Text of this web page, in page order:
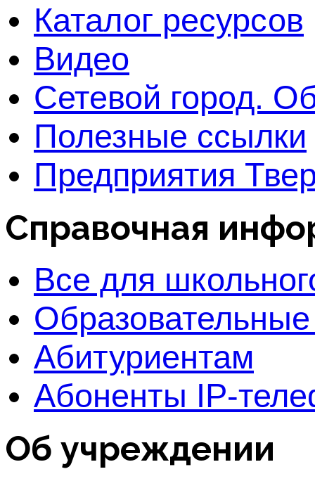
Каталог ресурсов
Видео
Сетевой город.
Полезные ссылки
Предприятия
Справочная
Все для
Абитуриентам
Абоненты IP-
Об учреждении